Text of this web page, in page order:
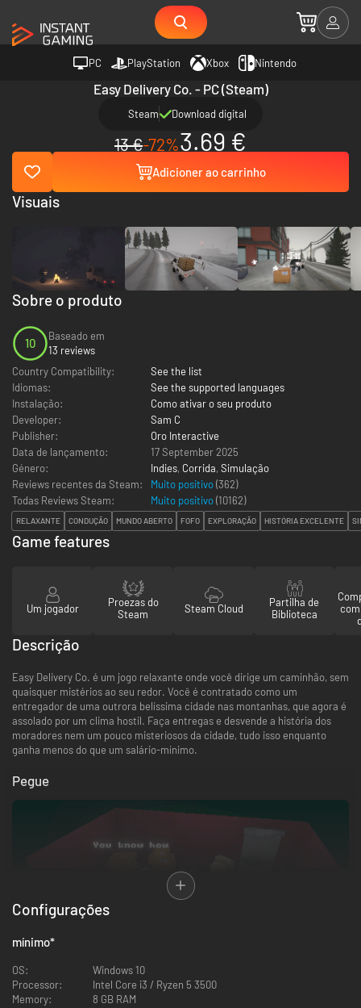
PC PlayStation Xbox Nintendo
Easy Delivery Co. - PC (Steam)
Steam Download digital
13 €-72%3.69 €
Adicioner ao carrinho
Sobre o produto
10
Baseado em
13 reviews
Country Compatibility:
See the list
Idiomas:
See the supported languages
Instalação:
Como ativar o seu produto
Developer:
Sam C
Publisher:
Oro Interactive
Data de lançamento:
17 September 2025
Género:
Indies, Corrida, Simulação
Reviews recentes da Steam:
Muito positivo(362)
Todas Reviews Steam:
Muito positivo(10162)
RELAXANTE CONDUÇÃO MUNDO ABERTO FOFO EXPLORAÇÃO HISTÓRIA EXCELENTE
Visuais
Game features
Um jogador
Proezas do
Steam
Steam Cloud
Partilha de
Biblioteca
Descrição
Easy Delivery Co. é um jogo relaxante onde você dirige um caminhão, sem
quaisquer mistérios ao seu redor. Você é contratado como um
entregador de uma outrora belíssima cidade nas montanhas, que agora é
assolado por um clima hostil. Faça entregas e desvende a história dos
moradores nem um pouco misteriosos da cidade, tudo isso enquanto
ganha menos do que um salário-mínimo.
Pegue
Dirija
Configurações
mínimo*
OS:
Windows 10
Processor:
Intel Core i3 / Ryzen 5 3500
Memory:
8 GB RAM